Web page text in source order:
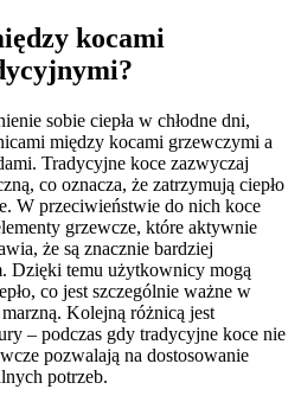
kocami
sobie ciepła w chłodne dni,
między kocami grzewczymi a
Tradycyjne koce zazwyczaj
co oznacza, że zatrzymują ciepło
W przeciwieństwie do nich koce
grzewcze, które aktywnie
że są znacznie bardziej
Dzięki temu użytkownicy mogą
co jest szczególnie ważne w
Kolejną różnicą jest
– podczas gdy tradycyjne koce nie
pozwalają na dostosowanie
potrzeb.